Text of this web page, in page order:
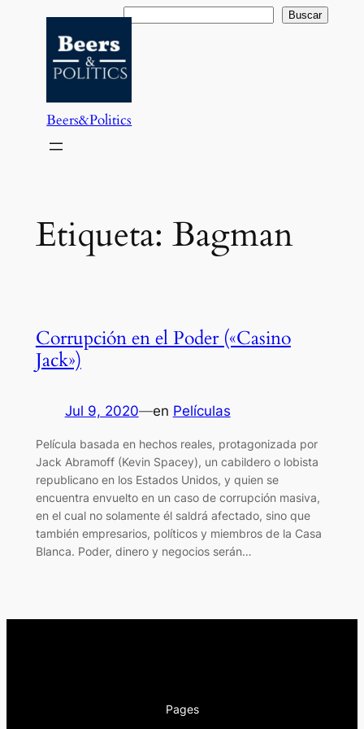
contenido
Buscar Buscar
Beers&Politics
Etiqueta: Bagman
Corrupción en el Poder («Casino
Jack»)
Jul 9, 2020—en Películas
Película basada en hechos reales, protagonizada por
Jack Abramoff (Kevin Spacey), un cabildero o lobista
republicano en los Estados Unidos, y quien se
encuentra envuelto en un caso de corrupción masiva,
en el cual no solamente él saldrá afectado, sino que
también empresarios, políticos y miembros de la Casa
Blanca. Poder, dinero y negocios serán…
Pages